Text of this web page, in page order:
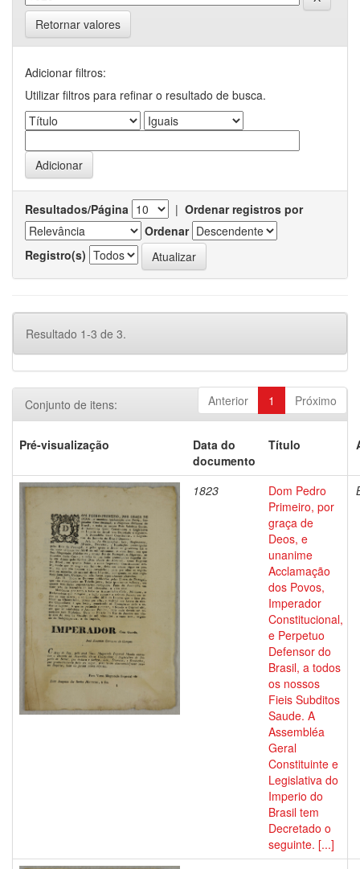
Retornar valores
Adicionar filtros:
Utilizar filtros para refinar o resultado de busca.
Resultados/Página | Ordenar registros por
Ordenar
Registro(s)
Resultado 1-3 de 3.
Anterior 1 Próximo
Conjunto de itens:
Pré-visualização
Data do
documento
Título
1823
Dom Pedro
Primeiro, por
graça de
Deos, e
unanime
Acclamação
dos Povos,
Imperador
Constitucional,
e Perpetuo
Defensor do
Brasil, a todos
os nossos
Fieis Subditos
Saude. A
Assembléa
Geral
Constituinte e
Legislativa do
Imperio do
Brasil tem
Decretado o
seguinte. [...]